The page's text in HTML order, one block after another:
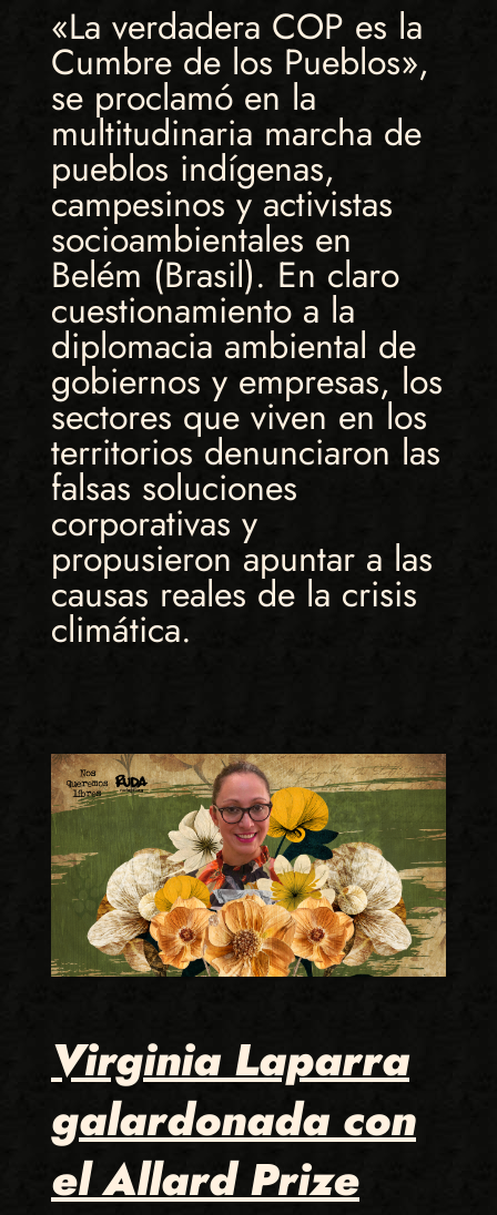
«La verdadera COP es la
Cumbre de los Pueblos»,
se proclamó en la
multitudinaria marcha de
pueblos indígenas,
campesinos y activistas
socioambientales en
Belém (Brasil). En claro
cuestionamiento a la
diplomacia ambiental de
gobiernos y empresas, los
sectores que viven en los
territorios denunciaron las
falsas soluciones
corporativas y
propusieron apuntar a las
causas reales de la crisis
climática.
Virginia Laparra
galardonada con
el Allard Prize